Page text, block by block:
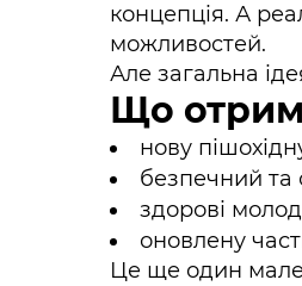
концепція. А
можливостей.
Але загальна
Що
нову
безпечний та
здорові
оновлену
Це ще один